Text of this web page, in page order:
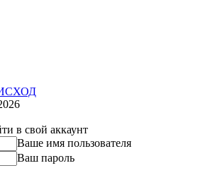
ИСХОД
в свой аккаунт
Ваше имя пользователя
Ваш пароль